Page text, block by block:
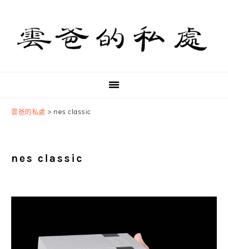
primary
navigation
content
primary
sidebar
雲爸的私處 > nes classic
nes classic